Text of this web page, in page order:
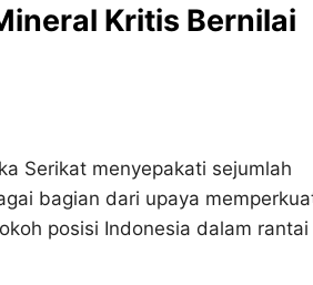
Kritis Bernilai
Serikat menyepakati sejumlah
bagian dari upaya
posisi Indonesia dalam rantai